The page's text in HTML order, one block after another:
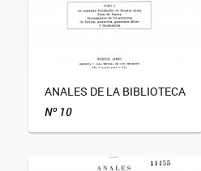
ANALES DE LA BIBLIOTECA
Nº 10